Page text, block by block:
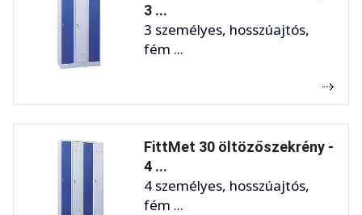
3 ...
3 személyes, hosszúajtós,
fém ...
FittMet 30 öltözőszekrény -
4 ...
4 személyes, hosszúajtós,
fém ...